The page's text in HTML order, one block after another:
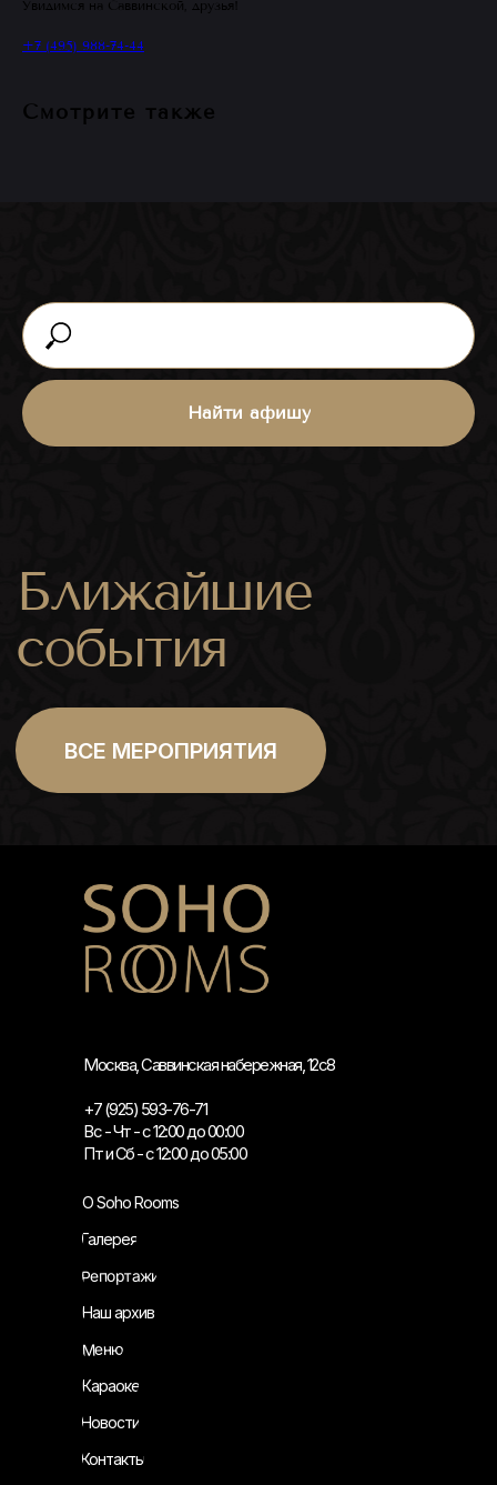
Увидимся на Саввинской, друзья!
+7 (495) 988-74-44
Смотрите также
Найти афишу
Ближайшие
Москва, Саввинская набережная, 12с8
+7 (925) 593-76-71
Вс - Чт - с 12:00 до 00:00
Пт и Сб - с 12:00 до 05:00
О Soho Rooms
Галерея
Репортажи
Наш архив
Меню
Караоке
Новости
Контакты